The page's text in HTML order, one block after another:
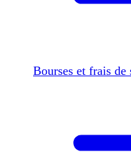
Bourses et frais de